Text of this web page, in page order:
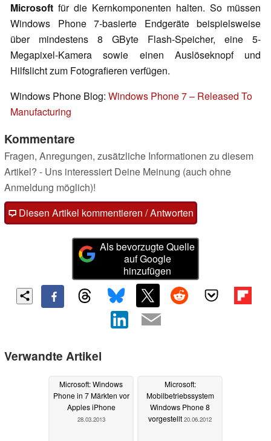
Microsoft für die Kernkomponenten halten. So müssen
Windows Phone 7-basierte Endgeräte beispielsweise
über mindestens 8 GByte Flash-Speicher, eine 5-
Megapixel-Kamera sowie einen Auslöseknopf und
Hilfslicht zum Fotografieren verfügen.
Windows Phone Blog: Windows Phone 7 – Released To
Manufacturing
Kommentare
Fragen, Anregungen, zusätzliche Informationen zu diesem
Artikel? - Uns interessiert Deine Meinung (auch ohne
Anmeldung möglich)!
Diesen Artikel kommentieren / Antworten
Als bevorzugte Quelle
auf Google
hinzufügen
Verwandte Artikel
Microsoft: Windows
Phone in 7 Märkten vor
Apples iPhone
28.03.2013
Microsoft:
Mobilbetriebssystem
Windows Phone 8
vorgestellt 20.06.2012